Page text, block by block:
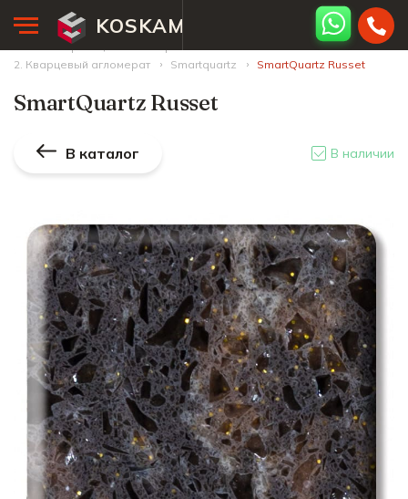
KOSKAM
Главная страница
2. Кварцевый агломерат
Smartquartz SmartQuartz Russet
SmartQuartz Russet
В каталог В наличии